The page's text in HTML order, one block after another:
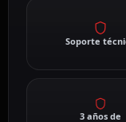
Soporte
3 años de